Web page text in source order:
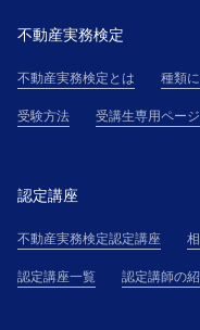
成するものとして、
受講者は、第３条で
催者が提供する本講
に承諾通知記載の方
いう）に基づき算定
ます。
第４条(本講座の申し
不動産実務検定
不動産実務検定とは 種類
受験方法 受講生専用ページ
認定講座
不動産実務検定認定講座
認定講座一覧 認定講師の